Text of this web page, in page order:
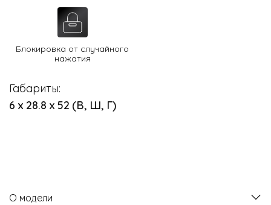
Блокировка от случайного
нажатия
Габариты:
6 х 28.8 х 52 (В, Ш, Г)
О модели